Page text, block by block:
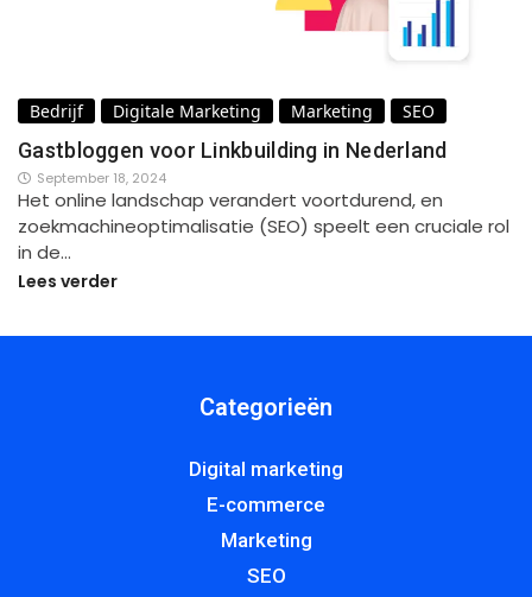
Bedrijf Digitale Marketing Marketing SEO
Gastbloggen voor Linkbuilding in Nederland
September 18, 2024
Het online landschap verandert voortdurend, en
zoekmachineoptimalisatie (SEO) speelt een cruciale rol
in de…
Lees verder
Categorieën
Digital marketing
E-commerce
Marketing
SEO